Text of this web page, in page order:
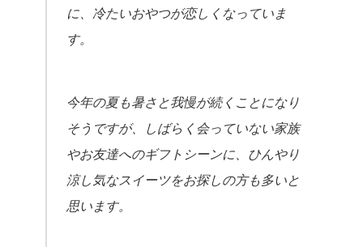
に、冷たいおやつが恋しくなっていま
す。
今年の夏も暑さと我慢が続くことになり
そうですが、しばらく会っていない家族
やお友達へのギフトシーンに、ひんやり
涼し気なスイーツをお探しの方も多いと
思います。